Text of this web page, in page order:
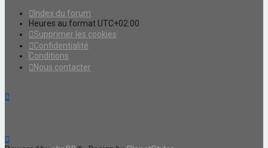
Index du forum
Heures au format UTC+02:00
Supprimer les cookies
Confidentialité
Conditions
Nous contacter